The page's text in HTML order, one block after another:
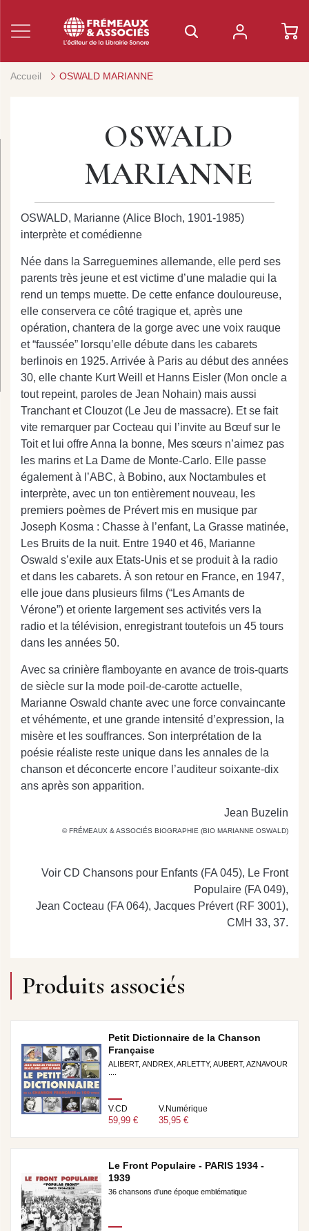
Accueil OSWALD MARIANNE
OSWALD
MARIANNE
OSWALD, Marianne (Alice Bloch, 1901-1985)
interprète et comédienne
Née dans la Sarreguemines allemande, elle perd ses
parents très jeune et est victime d’une maladie qui la
rend un temps muette. De cette enfance douloureuse,
elle conservera ce côté tragique et, après une
opération, chantera de la gorge avec une voix rauque
et “faussée” lorsqu’elle débute dans les cabarets
berlinois en 1925. Arrivée à Paris au début des années
30, elle chante Kurt Weill et Hanns Eisler (Mon oncle a
tout repeint, paroles de Jean Nohain) mais aussi
Tranchant et Clouzot (Le Jeu de massacre). Et se fait
vite remarquer par Cocteau qui l’invite au Bœuf sur le
Toit et lui offre Anna la bonne, Mes sœurs n’aimez pas
les marins et La Dame de Monte-Carlo. Elle passe
également à l’ABC, à Bobino, aux Noctambules et
interprète, avec un ton entièrement nouveau, les
premiers poèmes de Prévert mis en musique par
Joseph Kosma : Chasse à l’enfant, La Grasse matinée,
Les Bruits de la nuit. Entre 1940 et 46, Marianne
Oswald s’exile aux Etats-Unis et se produit à la radio
et dans les cabarets. À son retour en France, en 1947,
elle joue dans plusieurs films (“Les Amants de
Vérone”) et oriente largement ses activités vers la
radio et la télévision, enregistrant toutefois un 45 tours
dans les années 50.
Avec sa crinière flamboyante en avance de trois-quarts
de siècle sur la mode poil-de-carotte actuelle,
Marianne Oswald chante avec une force convaincante
et véhémente, et une grande intensité d’expression, la
misère et les souffrances. Son interprétation de la
poésie réaliste reste unique dans les annales de la
chanson et déconcerte encore l’auditeur soixante-dix
ans après son apparition.
Jean Buzelin
© FRÉMEAUX & ASSOCIÉS BIOGRAPHIE (BIO MARIANNE OSWALD)
Voir CD Chansons pour Enfants (FA 045), Le Front
Populaire (FA 049),
Jean Cocteau (FA 064), Jacques Prévert (RF 3001),
CMH 33, 37.
Produits associés
Petit Dictionnaire de la Chanson
Française
ALIBERT, ANDREX, ARLETTY, AUBERT, AZNAVOUR
V.CD
59,99 €
V.Numérique
35,95 €
Le Front Populaire - PARIS 1934 -
1939
36 chansons d'une époque emblématique